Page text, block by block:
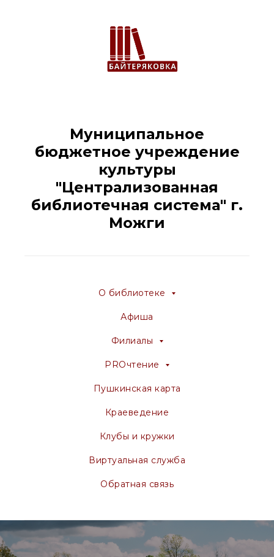
Муниципальное
бюджетное учреждение
культуры
"Централизованная
библиотечная система" г.
Можги
О библиотеке
Афиша
Филиалы
PROчтение
Пушкинская карта
Краеведение
Клубы и кружки
Виртуальная служба
Обратная связь